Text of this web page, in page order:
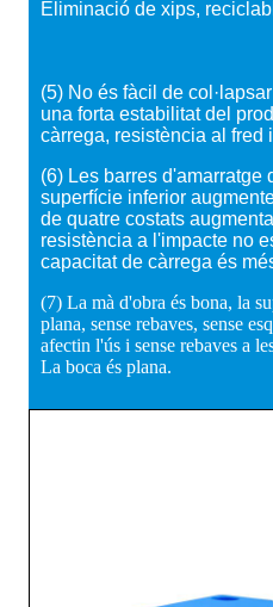
Eliminació de xips,
(5) No és fàcil de
una forta estabilitat del
càrrega, resistència al fred
(6) Les barres d'amarratge
superfície inferior
de quatre costats
resistència a l'impacte no
capacitat de càrrega és
(7) La mà d'obra és bona, la
plana, sense rebaves, sense
afectin l'ús i sense rebaves a
La boca és plana.